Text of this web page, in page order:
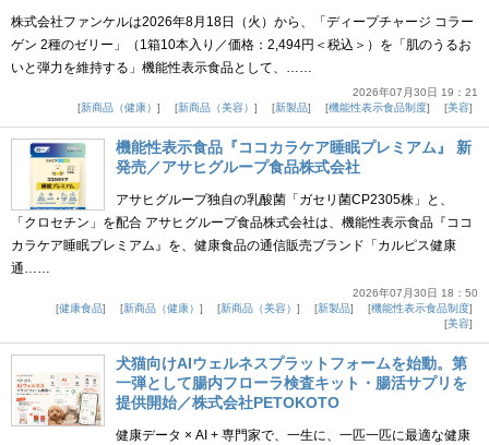
株式会社ファンケルは2026年8月18日（火）から、「ディープチャージ コラー
ゲン 2種のゼリー」（1箱10本入り／価格：2,494円＜税込＞）を「肌のうるお
いと弾力を維持する」機能性表示食品として、……
2026年07月30日 19：21
新商品（健康）
新商品（美容） 新製品 機能性表示食品制度 美容
機能性表示食品『ココカラケア睡眠プレミアム』 新
発売／アサヒグループ食品株式会社
アサヒグループ独自の乳酸菌「ガセリ菌CP2305株」と、
「クロセチン」を配合 アサヒグループ食品株式会社は、機能性表示食品『ココ
カラケア睡眠プレミアム』を、健康食品の通信販売ブランド「カルピス健康
通……
2026年07月30日 18：50
健康食品
新商品（健康） 新商品（美容） 新製品
機能性表示食品制度
美容
犬猫向けAIウェルネスプラットフォームを始動。第
一弾として腸内フローラ検査キット・腸活サプリを
提供開始／株式会社PETOKOTO
健康データ × AI + 専門家で、一生に、一匹一匹に最適な健康